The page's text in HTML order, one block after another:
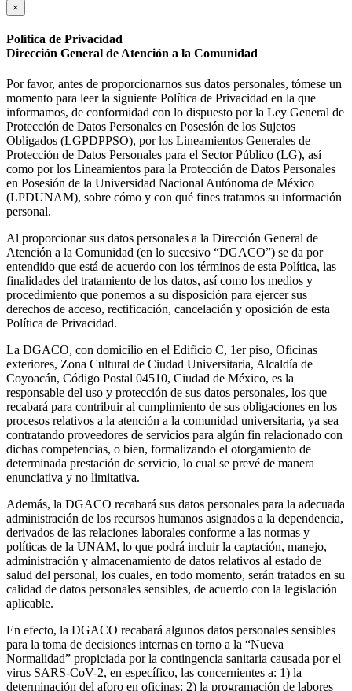
×
Política de Privacidad
Dirección General de Atención a la Comunidad
Por favor, antes de proporcionarnos sus datos personales, tómese un
momento para leer la siguiente Política de Privacidad en la que
informamos, de conformidad con lo dispuesto por la Ley General de
Protección de Datos Personales en Posesión de los Sujetos
Obligados (LGPDPPSO), por los Lineamientos Generales de
Protección de Datos Personales para el Sector Público (LG), así
como por los Lineamientos para la Protección de Datos Personales
en Posesión de la Universidad Nacional Autónoma de México
(LPDUNAM), sobre cómo y con qué fines tratamos su información
personal.
Al proporcionar sus datos personales a la Dirección General de
Atención a la Comunidad (en lo sucesivo “DGACO”) se da por
entendido que está de acuerdo con los términos de esta Política, las
finalidades del tratamiento de los datos, así como los medios y
procedimiento que ponemos a su disposición para ejercer sus
derechos de acceso, rectificación, cancelación y oposición de esta
Política de Privacidad.
La DGACO, con domicilio en el Edificio C, 1er piso, Oficinas
exteriores, Zona Cultural de Ciudad Universitaria, Alcaldía de
Coyoacán, Código Postal 04510, Ciudad de México, es la
responsable del uso y protección de sus datos personales, los que
recabará para contribuir al cumplimiento de sus obligaciones en los
procesos relativos a la atención a la comunidad universitaria, ya sea
contratando proveedores de servicios para algún fin relacionado con
dichas competencias, o bien, formalizando el otorgamiento de
determinada prestación de servicio, lo cual se prevé de manera
enunciativa y no limitativa.
Además, la DGACO recabará sus datos personales para la adecuada
administración de los recursos humanos asignados a la dependencia,
derivados de las relaciones laborales conforme a las normas y
políticas de la UNAM, lo que podrá incluir la captación, manejo,
administración y almacenamiento de datos relativos al estado de
salud del personal, los cuales, en todo momento, serán tratados en su
calidad de datos personales sensibles, de acuerdo con la legislación
aplicable.
En efecto, la DGACO recabará algunos datos personales sensibles
para la toma de decisiones internas en torno a la “Nueva
Normalidad” propiciada por la contingencia sanitaria causada por el
virus SARS-CoV-2, en específico, las concernientes a: 1) la
determinación del aforo en oficinas; 2) la programación de labores